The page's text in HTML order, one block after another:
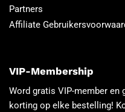
Partners
Affiliate
VIP-Membership
Word gratis VIP-member en
korting op elke bestelling!